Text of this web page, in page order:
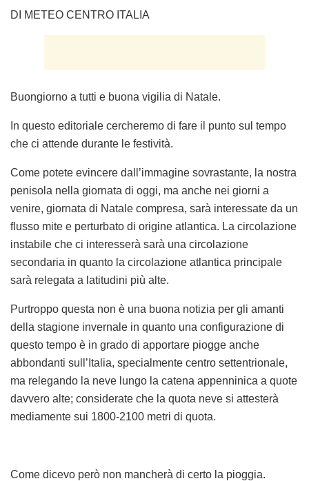
DI METEO CENTRO ITALIA
Buongiorno a tutti e buona vigilia di Natale.
In questo editoriale cercheremo di fare il punto sul tempo
che ci attende durante le festività.
Come potete evincere dall’immagine sovrastante, la nostra
penisola nella giornata di oggi, ma anche nei giorni a
venire, giornata di Natale compresa, sarà interessate da un
flusso mite e perturbato di origine atlantica. La circolazione
instabile che ci interesserà sarà una circolazione
secondaria in quanto la circolazione atlantica principale
sarà relegata a latitudini più alte.
Purtroppo questa non è una buona notizia per gli amanti
della stagione invernale in quanto una configurazione di
questo tempo è in grado di apportare piogge anche
abbondanti sull’Italia, specialmente centro settentrionale,
ma relegando la neve lungo la catena appenninica a quote
davvero alte; considerate che la quota neve si attesterà
mediamente sui 1800-2100 metri di quota.
Come dicevo però non mancherà di certo la pioggia.